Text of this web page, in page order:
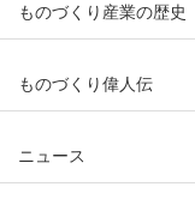
ものづくり産業の歴史
ものづくり偉人伝
ニュース